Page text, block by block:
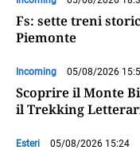
Fs: sette treni
Piemonte
Incoming 05/08/2026
Scoprire il Monte
il Trekking
Esteri 05/08/2026 15:24